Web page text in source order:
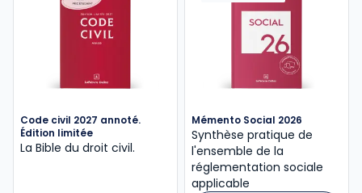
Code civil 2027 annoté.
Édition limitée
La Bible du droit civil.
Mémento Social 2026
Synthèse pratique de
l'ensemble de la
réglementation sociale
applicable